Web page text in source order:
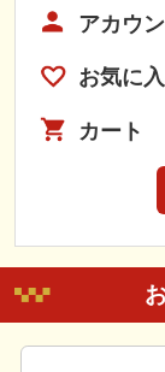
アカウ
お気に
カート